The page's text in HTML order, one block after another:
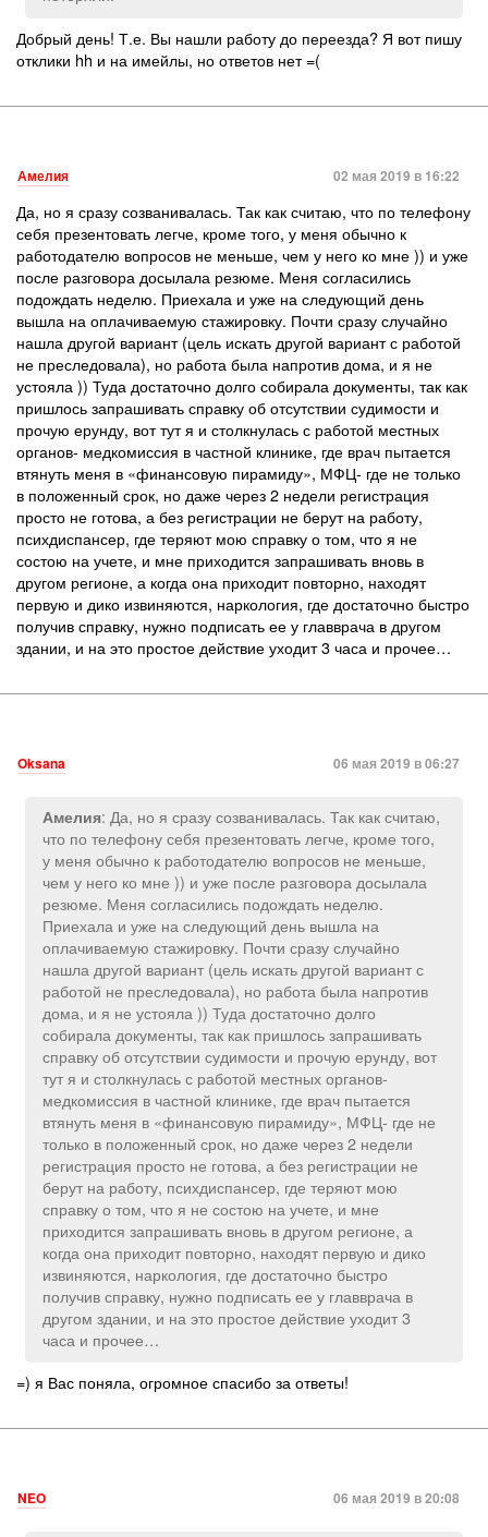
Добрый день! Т.е. Вы нашли работу до переезда? Я вот пишу
отклики hh и на имейлы, но ответов нет =(
Амелия 02 мая 2019 в 16:22
Да, но я сразу созванивалась. Так как считаю, что по телефону
себя презентовать легче, кроме того, у меня обычно к
работодателю вопросов не меньше, чем у него ко мне )) и уже
после разговора досылала резюме. Меня согласились
подождать неделю. Приехала и уже на следующий день
вышла на оплачиваемую стажировку. Почти сразу случайно
нашла другой вариант (цель искать другой вариант с работой
не преследовала), но работа была напротив дома, и я не
устояла )) Туда достаточно долго собирала документы, так как
пришлось запрашивать справку об отсутствии судимости и
прочую ерунду, вот тут я и столкнулась с работой местных
органов- медкомиссия в частной клинике, где врач пытается
втянуть меня в «финансовую пирамиду», МФЦ- где не только
в положенный срок, но даже через 2 недели регистрация
просто не готова, а без регистрации не берут на работу,
психдиспансер, где теряют мою справку о том, что я не
состою на учете, и мне приходится запрашивать вновь в
другом регионе, а когда она приходит повторно, находят
первую и дико извиняются, наркология, где достаточно быстро
получив справку, нужно подписать ее у главврача в другом
здании, и на это простое действие уходит 3 часа и прочее…
Oksana 06 мая 2019 в 06:27
Амелия: Да, но я сразу созванивалась. Так как считаю,
что по телефону себя презентовать легче, кроме того,
у меня обычно к работодателю вопросов не меньше,
чем у него ко мне )) и уже после разговора досылала
резюме. Меня согласились подождать неделю.
Приехала и уже на следующий день вышла на
оплачиваемую стажировку. Почти сразу случайно
нашла другой вариант (цель искать другой вариант с
работой не преследовала), но работа была напротив
дома, и я не устояла )) Туда достаточно долго
собирала документы, так как пришлось запрашивать
справку об отсутствии судимости и прочую ерунду, вот
тут я и столкнулась с работой местных органов-
медкомиссия в частной клинике, где врач пытается
втянуть меня в «финансовую пирамиду», МФЦ- где не
только в положенный срок, но даже через 2 недели
регистрация просто не готова, а без регистрации не
берут на работу, психдиспансер, где теряют мою
справку о том, что я не состою на учете, и мне
приходится запрашивать вновь в другом регионе, а
когда она приходит повторно, находят первую и дико
извиняются, наркология, где достаточно быстро
получив справку, нужно подписать ее у главврача в
другом здании, и на это простое действие уходит 3
часа и прочее…
=) я Вас поняла, огромное спасибо за ответы!
NEO 06 мая 2019 в 20:08